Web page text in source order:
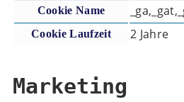
Cookie Name
Cookie Laufzeit 2 Jahre
Marketing